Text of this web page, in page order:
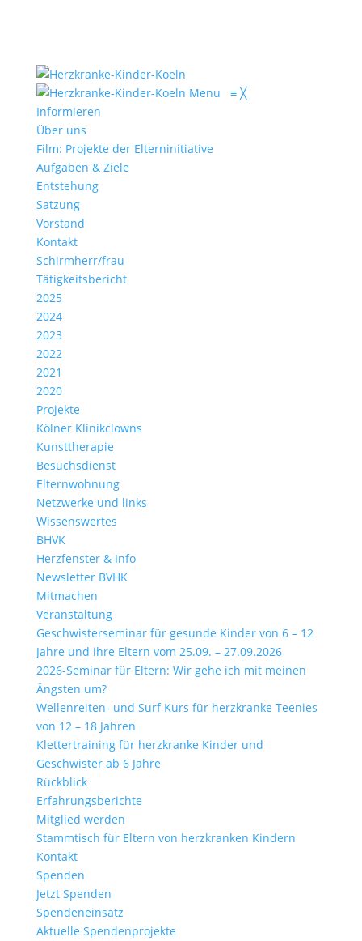
Menu ≡ ╳
Informieren
Über uns
Film: Projekte der Elterninitiative
Aufgaben & Ziele
Entstehung
Satzung
Vorstand
Kontakt
Schirmherr/frau
Tätigkeitsbericht
2025
2024
2023
2022
2021
2020
Projekte
Kölner Klinikclowns
Kunsttherapie
Besuchsdienst
Elternwohnung
Netzwerke und links
Wissenswertes
BHVK
Herzfenster & Info
Newsletter BVHK
Mitmachen
Veranstaltung
Geschwisterseminar für gesunde Kinder von 6 – 12
Jahre und ihre Eltern vom 25.09. – 27.09.2026
2026-Seminar für Eltern: Wir gehe ich mit meinen
Ängsten um?
Wellenreiten- und Surf Kurs für herzkranke Teenies
von 12 – 18 Jahren
Klettertraining für herzkranke Kinder und
Geschwister ab 6 Jahre
Rückblick
Erfahrungsberichte
Mitglied werden
Stammtisch für Eltern von herzkranken Kindern
Kontakt
Spenden
Jetzt Spenden
Spendeneinsatz
Aktuelle Spendenprojekte